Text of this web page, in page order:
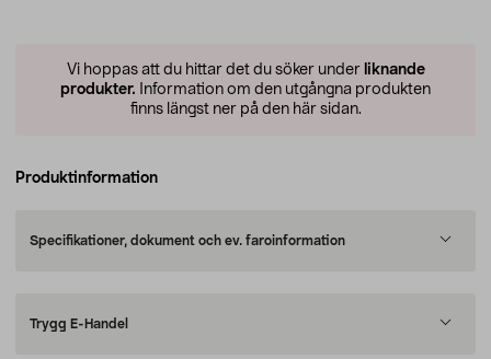
Vi hoppas att du hittar det du söker under liknande
produkter. Information om den utgångna produkten
finns längst ner på den här sidan.
Produktinformation
Specifikationer, dokument och ev. faroinformation
Trygg E-Handel